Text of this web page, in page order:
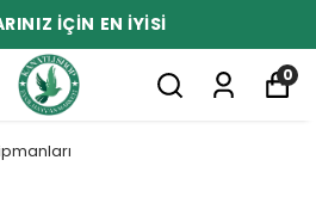
İÇİN EN İYİSİ
0